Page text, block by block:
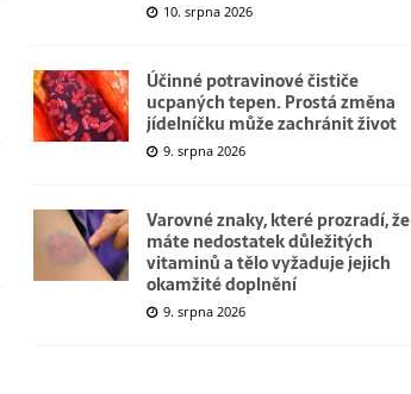
10. srpna 2026
Účinné potravinové čističe
ucpaných tepen. Prostá změna
jídelníčku může zachránit život
9. srpna 2026
Varovné znaky, které prozradí, že
máte nedostatek důležitých
vitaminů a tělo vyžaduje jejich
okamžité doplnění
9. srpna 2026